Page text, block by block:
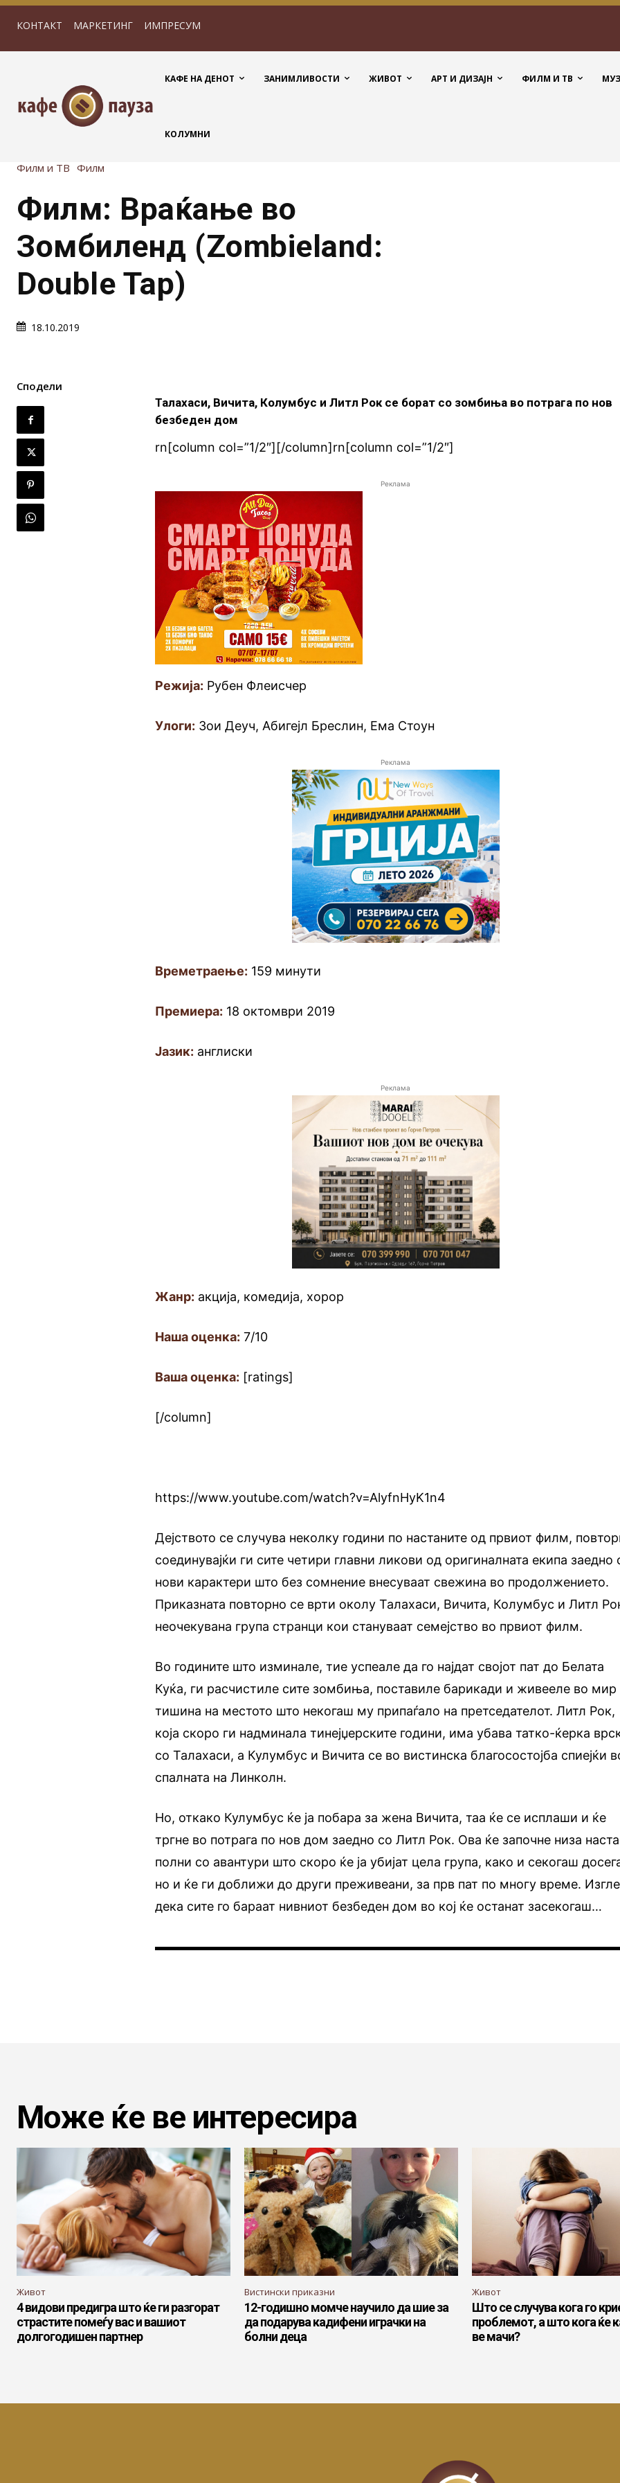
КОНТАКТ МАРКЕТИНГ ИМПРЕСУМ
КАФЕ НА ДЕНОТ ЗАНИМЛИВОСТИ ЖИВОТ АРТ И ДИЗАЈН ФИЛМ И ТВ
КОЛУМНИ
Филм и ТВ Филм
Филм: Враќање во
Зомбиленд (Zombieland:
Double Tap)
18.10.2019
Сподели
Талахаси, Вичита, Колумбус и Литл Рок се борат со зомбиња во потрага по нов
безбеден дом
rn[column col=”1/2″][/column]rn[column col=”1/2″]
Реклама
Режија: Рубен Флеисчер
Улоги: Зои Деуч, Абигејл Бреслин, Ема Стоун
Реклама
Времетраење: 159 минути
Премиера: 18 октомври 2019
Јазик: англиски
Реклама
Жанр: акција, комедија, хорор
Наша оценка: 7/10
Ваша оценка: [ratings]
[/column]
https://www.youtube.com/watch?v=AlyfnHyK1n4
Дејството се случува неколку години по настаните од првиот филм,
соединувајќи ги сите четири главни ликови од оригиналната екипа заедно
нови карактери што без сомнение внесуваат свежина во продолжението.
Приказната повторно се врти околу Талахаси, Вичита, Колумбус и Литл
неочекувана група странци кои стануваат семејство во првиот филм.
Во годините што изминале, тие успеале да го најдат својот пат до Белата
Куќа, ги расчистиле сите зомбиња, поставиле барикади и живееле во мир
тишина на местото што некогаш му припаѓало на претседателот. Литл Рок,
која скоро ги надминала тинејџерските години, има убава татко-ќерка
со Талахаси, а Кулумбус и Вичита се во вистинска благосостојба спиејќи
спалната на Линколн.
Но, откако Кулумбус ќе ја побара за жена Вичита, таа ќе се исплаши и ќе
тргне во потрага по нов дом заедно со Литл Рок. Ова ќе започне низа
полни со авантури што скоро ќе ја убијат цела група, како и секогаш
но и ќе ги доближи до други преживеани, за прв пат по многу време.
дека сите го бараат нивниот безбеден дом во кој ќе останат засекогаш…
Може ќе ве интересира
Живот
4 видови предигра што ќе ги разгорат
страстите помеѓу вас и вашиот
долгогодишен партнер
Вистински приказни
12-годишно момче научило да шие за
да подарува кадифени играчки на
болни деца
Живот
Што се случува кога го
проблемот, а што кога ќе
ве мачи?